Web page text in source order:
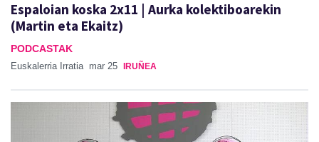
Espaloian koska 2x11 | Aurka kolektiboarekin
(Martin eta Ekaitz)
PODCASTAK
Euskalerria Irratia mar 25 IRUÑEA